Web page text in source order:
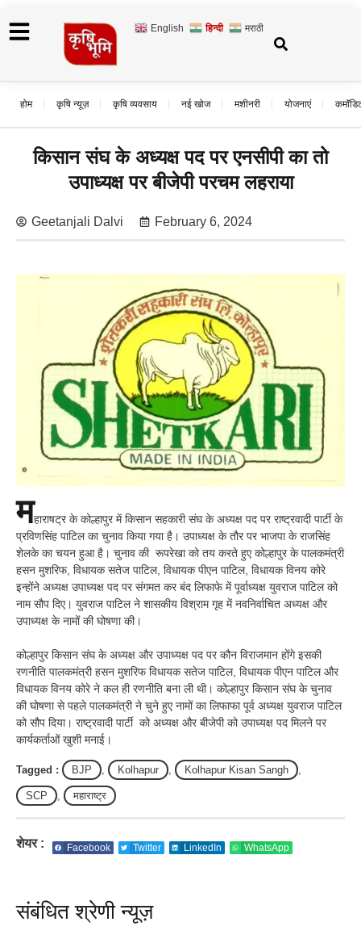
English हिन्दी मराठी
होम कृषि न्यूज़ कृषि व्यवसाय नई खोज मशीनरी योजनाएं
किसान संघ के अध्यक्ष पद पर एनसीपी का तो
उपाध्यक्ष पर बीजेपी परचम लहराया
Geetanjali Dalvi February 6, 2024
महाराषट्र के कोल्हापुर में किसान सहकारी संघ के अध्यक्ष पद पर राष्ट्रवादी पार्टी के
प्रविणसिंह पाटिल का चुनाव किया गया है। उपाध्यक्ष के तौर पर भाजपा के राजसिंह
शेलके का चयन हुआ है। चुनाव की रूपरेखा को तय करते हुए कोल्हापुर के पालकमंत्री
हसन मुशरिफ, विधायक सतेज पाटिल, विधायक पीएन पाटिल, विधायक विनय कोरे
इन्होंने अध्यक्ष उपाध्यक्ष पद पर संगमत कर बंद लिफाफे में पूर्वाध्यक्ष युवराज पाटिल को
नाम सौप दिए। युवराज पाटिल ने शासकीय विश्राम गृह में नवनिर्वाचित अध्यक्ष और
उपाध्यक्ष के नामों की घोषणा की।
कोल्हापुर किसान संघ के अध्यक्ष और उपाध्यक्ष पद पर कौन विराजमान होंगे इसकी
रणनीति पालकमंत्री हसन मुशरिफ विधायक सतेज पाटिल, विधायक पीएन पाटिल और
विधायक विनय कोरे ने कल ही रणनीति बना ली थी। कोल्हापुर किसान संघ के चुनाव
की घोषणा से पहले पालकमंत्री ने चुने हुए नामों का लिफाफा पूर्व अध्यक्ष युवराज पाटिल
को सौप दिया। राष्ट्रवादी पार्टी को अध्यक्ष और बीजेपी को उपाध्यक्ष पद मिलने पर
कार्यकर्ताओं खुशी मनाई।
Tagged : BJP , Kolhapur , Kolhapur Kisan Sangh ,
SCP , महाराष्ट्र
शेयर : Facebook Twitter LinkedIn WhatsApp
संबंधित श्रेणी न्यूज़